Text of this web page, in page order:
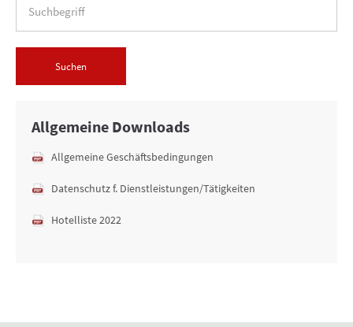
Suchen
Allgemeine Downloads
Allgemeine Geschäftsbedingungen
Datenschutz f. Dienstleistungen/Tätigkeiten
Hotelliste 2022